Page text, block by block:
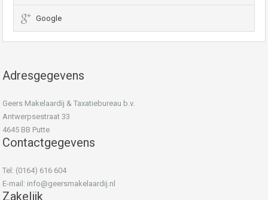
Google
Adresgegevens
Geers Makelaardij & Taxatiebureau b.v.
Antwerpsestraat 33
4645 BB Putte
Contactgegevens
Tel: (0164) 616 604
E-mail: info@geersmakelaardij.nl
Zakelijk